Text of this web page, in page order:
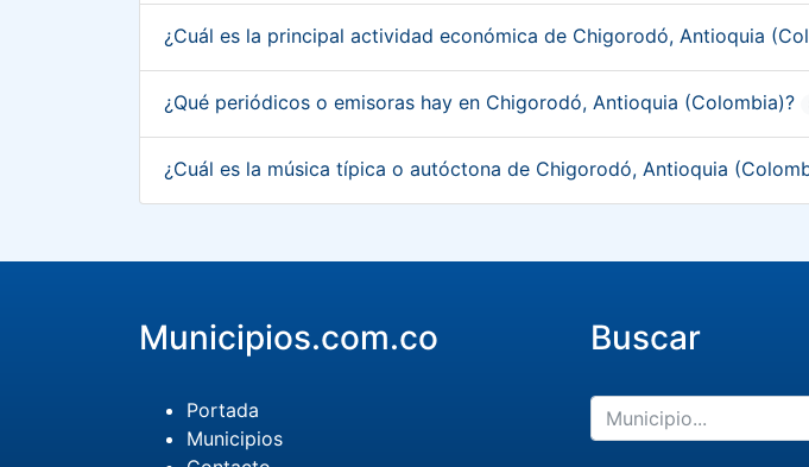
¿Cuál es la principal actividad económica de Chigorodó, Antioquia
¿Qué periódicos o emisoras hay en Chigorodó, Antioquia (Colombia)?
¿Cuál es la música típica o autóctona de Chigorodó, Antioquia
Municipios.com.co
Portada
Municipios
Buscar